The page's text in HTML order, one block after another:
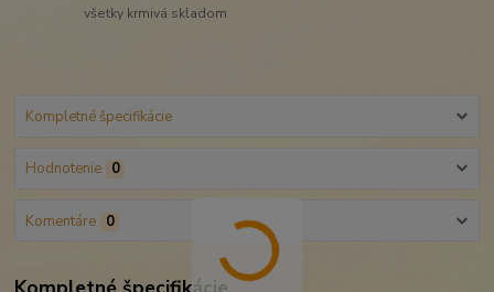
všetky krmivá skladom
Kompletné špecifikácie
Hodnotenie 0
Komentáre 0